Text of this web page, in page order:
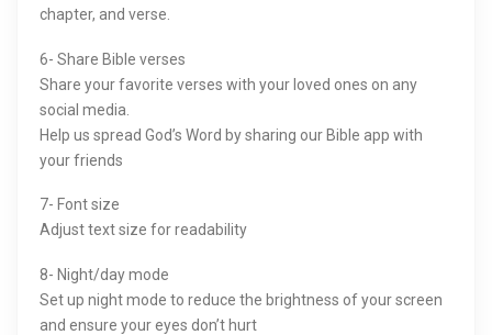
chapter, and verse.
6- Share Bible verses
Share your favorite verses with your loved ones on any
social media.
Help us spread God’s Word by sharing our Bible app with
your friends
7- Font size
Adjust text size for readability
8- Night/day mode
Set up night mode to reduce the brightness of your screen
and ensure your eyes don’t hurt